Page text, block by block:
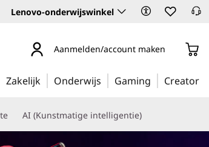
Lenovo-onderwijswinkel
Aanmelden/account maken
Zakelijk Onderwijs Gaming Creator
AI (Kunstmatige intelligentie)